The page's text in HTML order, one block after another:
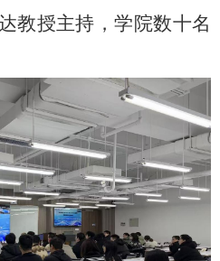
教授主持，学院数十名